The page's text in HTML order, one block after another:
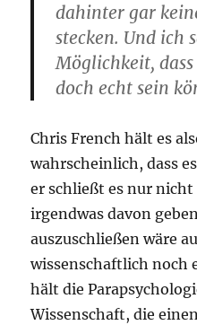
dahinter gar
stecken. Und ich
Möglichkeit,
doch echt sein
Chris French hält es
wahrscheinlich, dass
er schließt es nur nicht
irgendwas davon
auszuschließen wäre
wissenschaftlich noch
hält die
Wissenschaft, die